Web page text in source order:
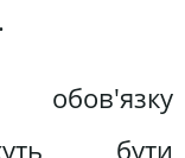
бути